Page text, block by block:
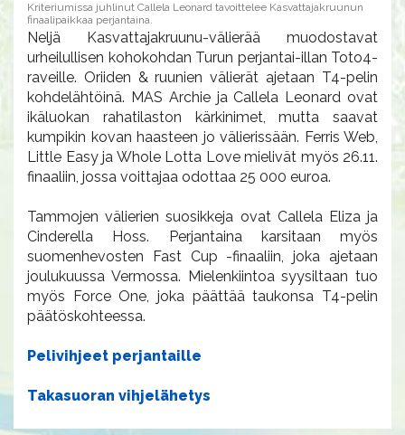
Kriteriumissa juhlinut Callela Leonard tavoittelee Kasvattajakruunun
finaalipaikkaa perjantaina.
Neljä Kasvattajakruunu-välierää muodostavat
urheilullisen kohokohdan Turun perjantai-illan Toto4-
raveille. Oriiden & ruunien välierät ajetaan T4-pelin
kohdelähtöinä. MAS Archie ja Callela Leonard ovat
ikäluokan rahatilaston kärkinimet, mutta saavat
kumpikin kovan haasteen jo välierissään. Ferris Web,
Little Easy ja Whole Lotta Love mielivät myös 26.11.
finaaliin, jossa voittajaa odottaa 25 000 euroa.
Tammojen välierien suosikkeja ovat Callela Eliza ja
Cinderella Hoss. Perjantaina karsitaan myös
suomenhevosten Fast Cup -finaaliin, joka ajetaan
joulukuussa Vermossa. Mielenkiintoa syysiltaan tuo
myös Force One, joka päättää taukonsa T4-pelin
päätöskohteessa.
Pelivihjeet perjantaille
Takasuoran vihjelähetys